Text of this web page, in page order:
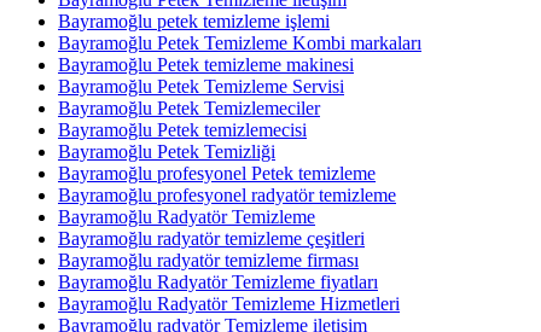
Bayramoğlu petek temizleme işlemi
Bayramoğlu Petek Temizleme Kombi markaları
Bayramoğlu Petek temizleme makinesi
Bayramoğlu Petek Temizleme Servisi
Bayramoğlu Petek Temizlemeciler
Bayramoğlu Petek temizlemecisi
Bayramoğlu Petek Temizliği
Bayramoğlu profesyonel Petek temizleme
Bayramoğlu profesyonel radyatör temizleme
Bayramoğlu Radyatör Temizleme
Bayramoğlu radyatör temizleme çeşitleri
Bayramoğlu radyatör temizleme firması
Bayramoğlu Radyatör Temizleme fiyatları
Bayramoğlu Radyatör Temizleme Hizmetleri
Bayramoğlu radyatör Temizleme iletişim